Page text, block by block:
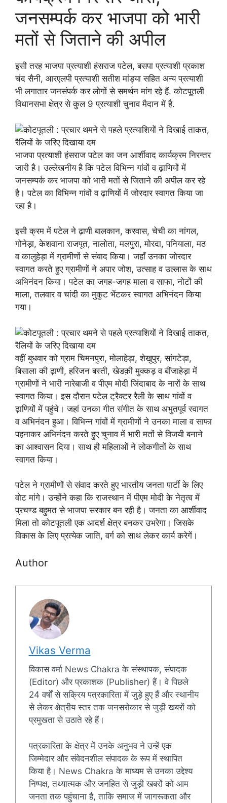
जनसम्पर्क कर भाजपा को भारी
मतों से जिताने की अपील
इसी तरह भाजपा प्रत्याशी हंसराज पटेल, बसपा प्रत्याशी प्रकाश
चंद सैनी, आरएलपी प्रत्याशी सतीश मांड्या सहित अन्य प्रत्याशी
भी लगातार जनसंपर्क कर लोगों से समर्थन मांग रहे हैं. कोटपूतली
विधानसभा क्षेत्र से कुल 9 प्रत्याशी चुनाव मैदान में है.
भाजपा प्रत्याशी हंसराज पटेल का जन आर्शीवाद कार्यक्रम निरन्तर
जारी है। उल्लेखनीय है कि पटेल विभिन्न गांवों व ढ़ाणियों में
जनसम्पर्क कर भाजपा को भारी मतों से जिताने की अपील कर रहे
है। पटेल का विभिन्न गांवों व ढ़ाणियों में जोरदार स्वागत किया जा
रहा है।
इसी क्रम में पटेल ने ढ़ाणी बालकान, करवास, चेची का नांगल,
गोनेड़ा, केशवाना राजपूत, नालोता, मलपुरा, मोरदा, पनियाला, मठ
व कालुहेड़ा में ग्रामीणों से संवाद किया। जहाँ उनका जोरदार
स्वागत करते हुए ग्रामीणों ने अपार जोश, उत्साह व उल्लास के साथ
अभिनंदन किया। पटेल का जगह-जगह माला व साफा, नोटों की
माला, तलवार व चांदी का मुकुट भेंटकर स्वागत अभिनंदन किया
गया।
वहीं बुधवार को ग्राम चिमनपुरा, मोलाहेड़ा, शेखुपुर, सांगटेड़ा,
बिसाला की ढ़ाणी, हरिजन बस्ती, खेडक़ी मुक्कड़ व बींजाहेड़ा में
ग्रामीणों ने भारी नारेबाजी व पीएम मोदी जिंदाबाद के नारों के साथ
स्वागत किया। इस दौरान पटेल ट्रैक्टर रैली के साथ गांवों व
ढ़ाणियों में पहुंचे। जहां उनका गीत संगीत के साथ अभुतपूर्व स्वागत
व अभिनंदन हुआ। विभिन्न गांवों में ग्रामीणों ने उनका माला व साफा
पहनाकर अभिनंदन करते हुए चुनाव में भारी मतों से विजयी बनाने
का आश्वासन दिया। साथ ही महिलाओं ने लोकगीतों के साथ
स्वागत किया।
पटेल ने ग्रामीणों से संवाद करते हुए भारतीय जनता पार्टी के लिए
वोट मांगे। उन्होंने कहा कि राजस्थान में पीएम मोदी के नेतृत्व में
प्रचण्ड बहुमत से भाजपा सरकार बन रही है। जनता का आर्शीवाद
मिला तो कोटपूतली एक आदर्श क्षेत्र बनकर उभरेगा। जिसके
विकास के लिए प्रत्येक जाति, वर्ग को साथ लेकर कार्य करेगें।
Author
Vikas Verma
विकास वर्मा News Chakra के संस्थापक, संपादक
(Editor) और प्रकाशक (Publisher) हैं। वे पिछले
24 वर्षों से सक्रिय पत्रकारिता में जुड़े हुए हैं और स्थानीय
से लेकर क्षेत्रीय स्तर तक जनसरोकार से जुड़ी खबरों को
प्रमुखता से उठाते रहे हैं।
पत्रकारिता के क्षेत्र में उनके अनुभव ने उन्हें एक
जिम्मेदार और संवेदनशील संपादक के रूप में स्थापित
किया है। News Chakra के माध्यम से उनका उद्देश्य
निष्पक्ष, तथ्यात्मक और जनहित से जुड़ी खबरों को आम
जनता तक पहुंचाना है, ताकि समाज में जागरूकता और